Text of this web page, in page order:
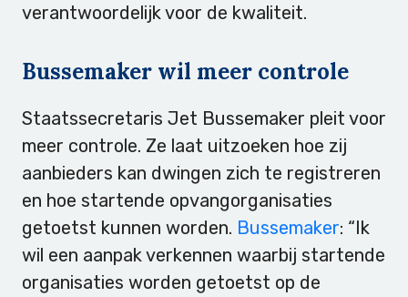
verantwoordelijk voor de kwaliteit.
Bussemaker wil meer controle
Staatssecretaris Jet Bussemaker pleit voor
meer controle. Ze laat uitzoeken hoe zij
aanbieders kan dwingen zich te registreren
en hoe startende opvangorganisaties
getoetst kunnen worden. Bussemaker: “Ik
wil een aanpak verkennen waarbij startende
organisaties worden getoetst op de